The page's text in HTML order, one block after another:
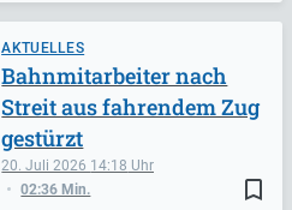
AKTUELLES
bookmark_border
20. Juli 2026 14:18
02:36 Min.
Bahnmitarbeiter nach
Streit aus fahrendem Zug
gestürzt